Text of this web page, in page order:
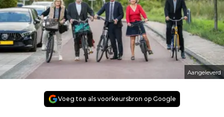
Aangeleverd
Voeg toe als voorkeursbron op Google